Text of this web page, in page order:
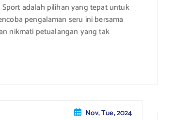
adalah pilihan yang tepat untuk
pengalaman seru ini bersama
nikmati petualangan yang tak
Nov, Tue, 2024